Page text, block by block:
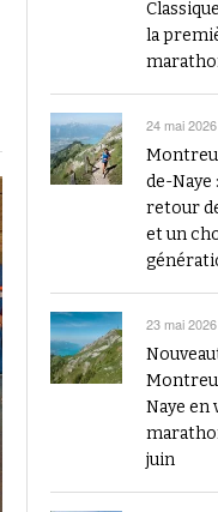
Finale du
avec
19
la
24 mai 2026
de-Naye
retour
et un
23 mai 2026
Naye en
juin